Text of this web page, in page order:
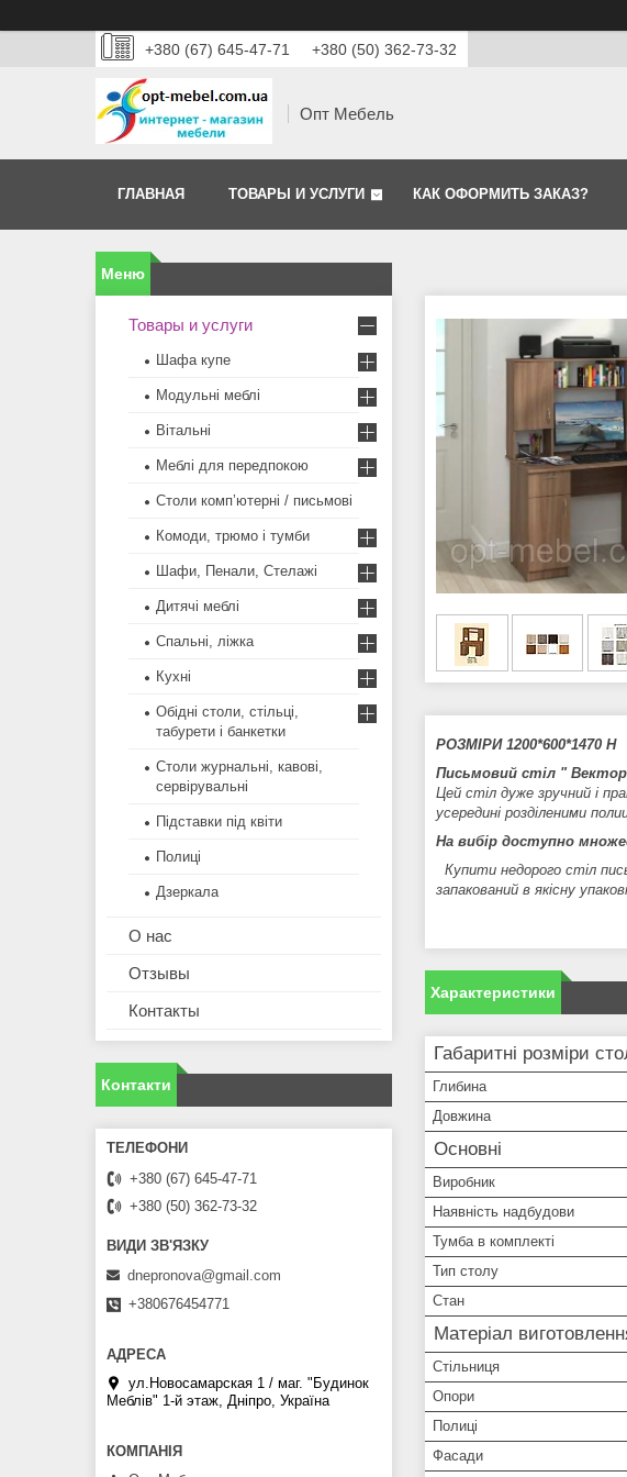
+380 (67) 645-47-71 +380 (50) 362-73-32
Опт Мебель
ГЛАВНАЯ ТОВАРЫ И УСЛУГИ КАК ОФОРМИТЬ ЗАКАЗ?
РОЗМІРИ 1200*600*1470 Н
Письмовий стіл "
Цей стіл дуже зручний і
усередині розділеними
На вибір доступно
Купити недорого стіл
запакований в якісну
Характеристики
Габаритні розміри
Глибина
Довжина
Основні
Виробник
Наявність надбудови
Тумба в комплекті
Тип столу
Стан
Матеріал
Стільниця
Опори
Полиці
Фасади
Товары и услуги
Шафа купе
Модульні меблі
Вітальні
Меблi для передпокою
Столи комп’ютерні / письмові
Комоди, трюмо і тумби
Шафи, Пенали, Стелажі
Дитячі меблі
Спальні, ліжка
Кухні
Обідні столи, стільці,
табурети і банкетки
Столи журнальні, кавові,
сервірувальні
Підставки під квіти
Полиці
Дзеркала
О нас
Отзывы
Контакты
Контакти
+380 (67) 645-47-71
+380 (50) 362-73-32
dnepronova@gmail.com
+380676454771
ул.Новосамарская 1 / маг. "Будинок
Меблiв" 1-й этаж, Дніпро, Україна